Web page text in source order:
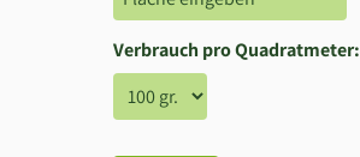
Verbrauch pro Quadratmeter: